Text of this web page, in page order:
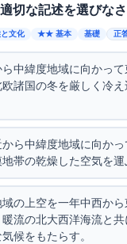
切な記述を選びなさ
文化 ★★ 基本 基礎 正
中緯度地域に向かって
諸国の冬を厳しく冷え
ら中緯度地域に向か
帯の乾燥した空気を運
の上空を一年中西か
暖流の北大西洋海流と
候をもたらす。